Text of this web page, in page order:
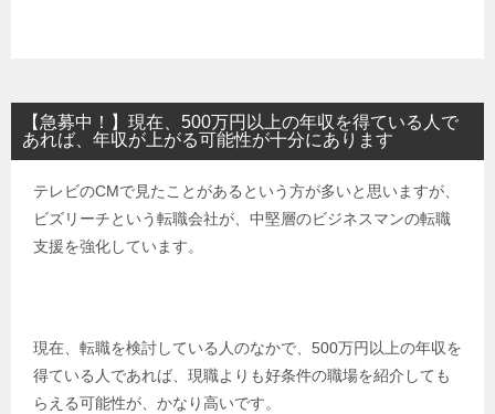
【急募中！】現在、500万円以上の年収を得ている人で
あれば、年収が上がる可能性が十分にあります
テレビのCMで見たことがあるという方が多いと思いますが、
ビズリーチという転職会社が、中堅層のビジネスマンの転職
支援を強化しています。
現在、転職を検討している人のなかで、500万円以上の年収を
得ている人であれば、現職よりも好条件の職場を紹介しても
らえる可能性が、かなり高いです。